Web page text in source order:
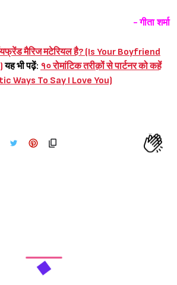
- गीता शर्मा
मैरिज मटेरियल है? (Is Your Boyfriend
यह भी पढ़ें: १० रोमांटिक तरीक़ों से पार्टनर को कहें
Ways To Say I Love You)